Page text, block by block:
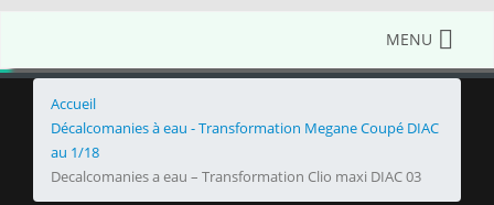
MENU
Accueil
Décalcomanies à eau - Transformation Megane Coupé DIAC
au 1/18
Decalcomanies a eau – Transformation Clio maxi DIAC 03